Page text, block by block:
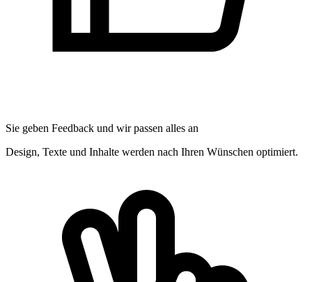
Sie geben Feedback und wir passen alles an
Design, Texte und Inhalte werden nach Ihren Wünschen optimiert.